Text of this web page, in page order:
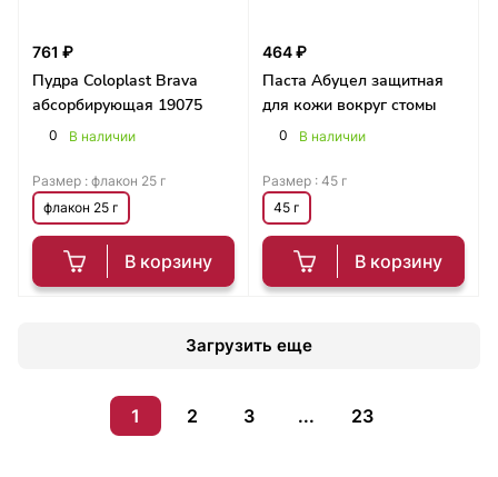
761 ₽
Пудра Coloplast Brava
абсорбирующая 19075
0 В наличии
В корзину
Размер : флакон 25 г
флакон 25 г
464 ₽
Паста Абуцел защитная
для кожи вокруг стомы
0 В наличии
В корзину
Размер : 45 г
45 г
Загрузить еще
1 2 3 ... 23